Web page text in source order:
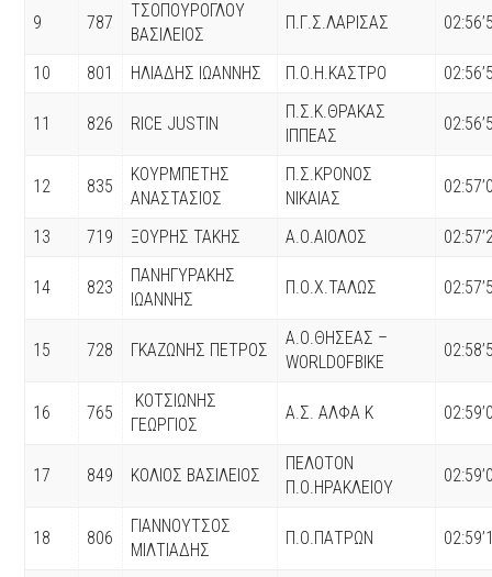
9 787
ΤΣΟΠΟΥΡΟΓΛΟΥ
ΒΑΣΙΛΕΙΟΣ
Π.Γ.Σ.ΛΑΡΙΣΑΣ
10 801 ΗΛΙΑΔΗΣ ΙΩΑΝΝΗΣ Π.Ο.Η.ΚΑΣΤΡΟ
11 826 RICE JUSTIN
Π.Σ.Κ.ΘΡΑΚΑΣ
ΙΠΠΕΑΣ
12 835
ΚΟΥΡΜΠΕΤΗΣ
ΑΝΑΣΤΑΣΙΟΣ
Π.Σ.ΚΡΟΝΟΣ
ΝΙΚΑΙΑΣ
13 719 ΞΟΥΡΗΣ ΤΑΚΗΣ Α.Ο.ΑΙΟΛΟΣ
14 823
ΠΑΝΗΓΥΡΑΚΗΣ
ΙΩΑΝΝΗΣ
Π.Ο.Χ.ΤΑΛΩΣ
15 728 ΓΚΑΖΩΝΗΣ ΠΕΤΡΟΣ
Α.Ο.ΘΗΣΕΑΣ –
WORLDOFBIKE
16 765
ΚΟΤΣΙΩΝΗΣ
ΓΕΩΡΓΙΟΣ
Α.Σ. ΑΛΦΑ K
17 849 ΚΟΛΙΟΣ ΒΑΣΙΛΕΙΟΣ
ΠΕΛΟΤΟΝ
Π.Ο.ΗΡΑΚΛΕΙΟΥ
18 806
ΓΙΑΝΝΟΥΤΣΟΣ
ΜΙΛΤΙΑΔΗΣ
Π.Ο.ΠΑΤΡΩΝ